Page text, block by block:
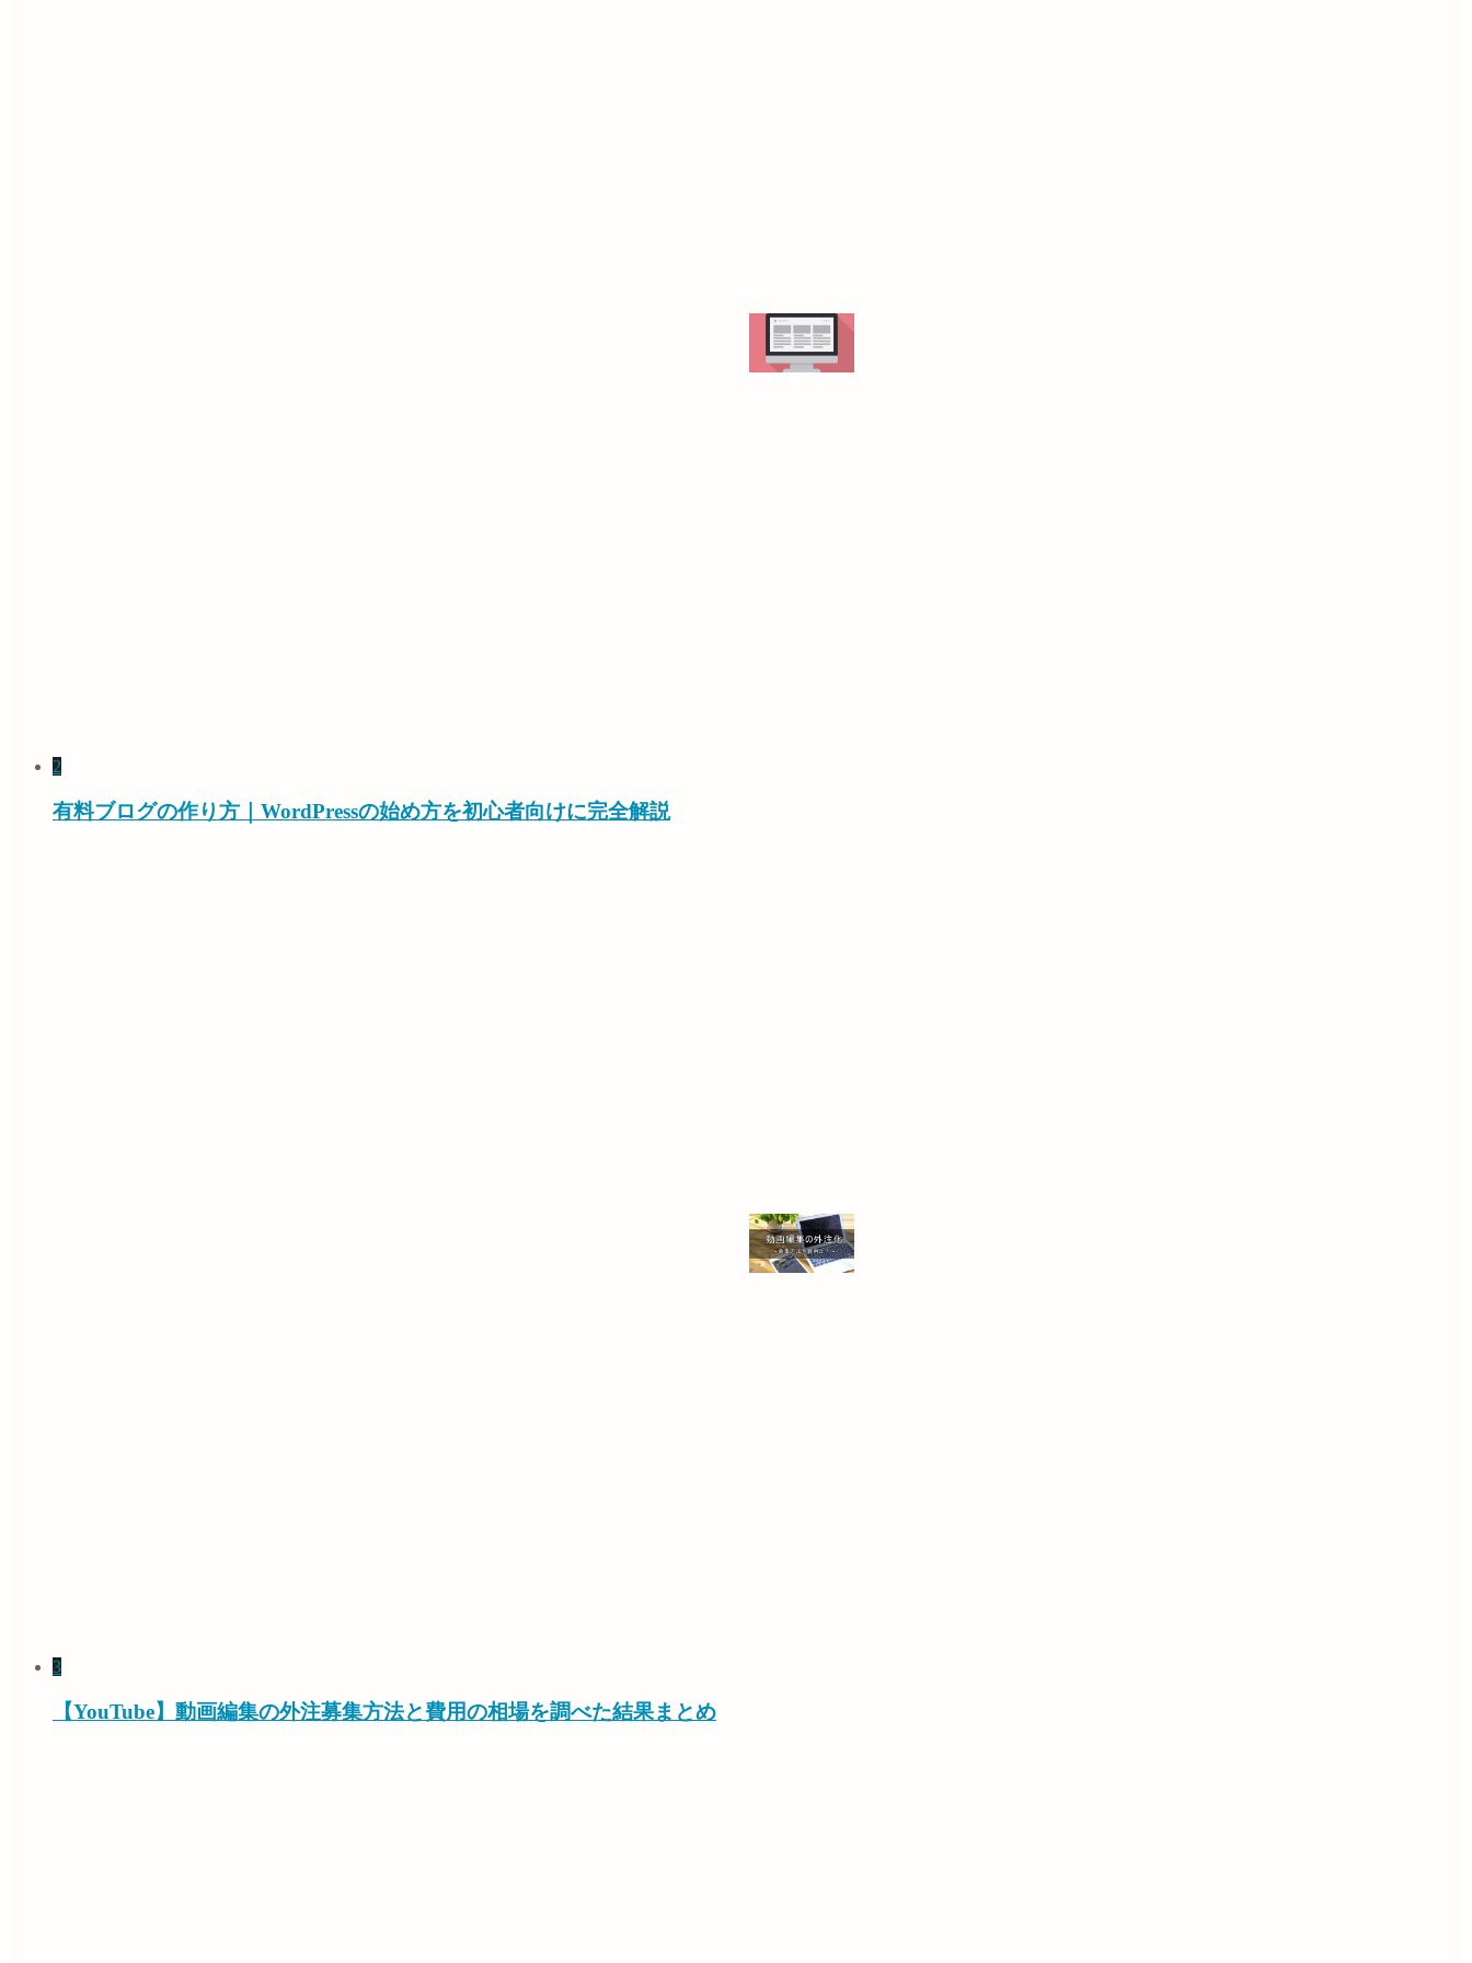
2
有料ブログの作り方｜WordPressの始め方を初心者向けに完全解説
3
【YouTube】動画編集の外注募集方法と費用の相場を調べた結果まとめ